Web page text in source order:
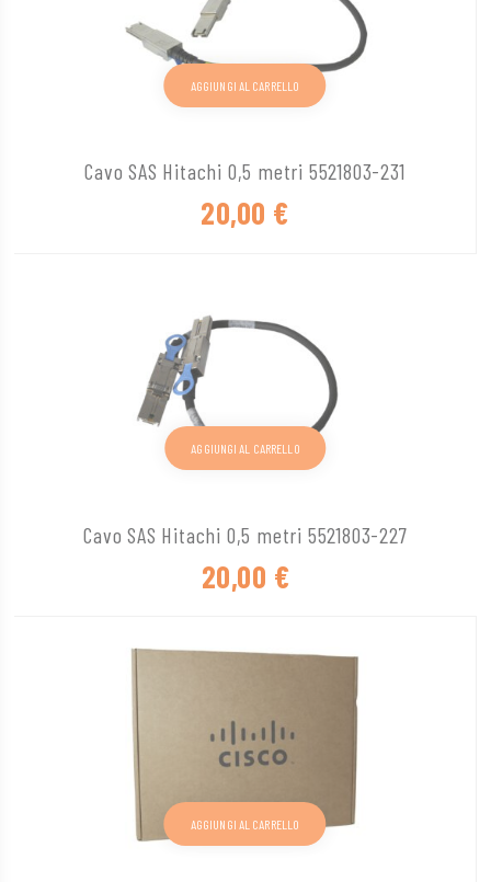
Cavo SAS Hitachi 0,5 metri 5521803-231
20,00 €
AGGIUNGI AL CARRELLO
Cavo SAS Hitachi 0,5 metri 5521803-227
20,00 €
AGGIUNGI AL CARRELLO
AGGIUNGI AL CARRELLO